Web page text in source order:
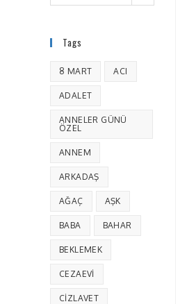
Tags
8 MART ACI
ADALET
ANNELER GÜNÜ
ÖZEL
ANNEM
ARKADAŞ
AĞAÇ AŞK
BABA BAHAR
BEKLEMEK
CEZAEVI
CIZLAVET